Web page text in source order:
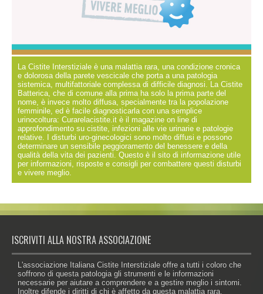
La Cistite Interstiziale è una malattia rara, una condizione cronica
e dolorosa della parete vescicale che porta a una patologia
sistemica, multifattoriale complessa di difficile diagnosi. La Cistite
Batterica, che di comune alla prima ha solo la prima parte del
nome, è invece molto diffusa, specialmente tra la popolazione
femminile, ed è facile diagnosticarla con una semplice
urinocoltura: Curarelacistite.it è il magazine on line di
approfondimento su cistite, infezioni alle vie urinarie e patologie
relative. I disturbi uro-ginecologici sono molto diffusi e possono
determinare un sensibile peggioramento del benessere e della
qualità della vita dei pazienti. Questo è il sito di informazione utile
per informazioni, risposte e consigli per combattere questi disturbi
e vivere meglio.
ISCRIVITI ALLA NOSTRA ASSOCIAZIONE
L'associazione Italiana Cistite Interstiziale offre a tutti i coloro che
soffrono di questa patologia gli strumenti e le informazioni
necessarie per aiutare a comprendere e a gestire meglio i sintomi.
Inoltre difende i diritti di chi è affetto da questa malattia rara.